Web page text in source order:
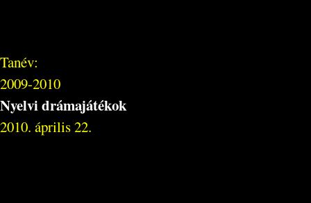
Tanév:
2009-2010
Nyelvi drámajátékok
2010. április 22.